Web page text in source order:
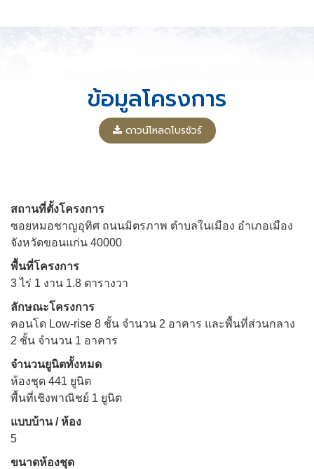
ข้อมูลโครงการ
ดาวน์โหลดโบรชัวร์
สถานที่ตั้งโครงการ
ซอยหมอชาญอุทิศ ถนนมิตรภาพ ตำบลในเมือง อำเภอเมือง
จังหวัดขอนแก่น 40000
พื้นที่โครงการ
3 ไร่ 1 งาน 1.8 ตารางวา
ลักษณะโครงการ
คอนโด Low-rise 8 ชั้น จำนวน 2 อาคาร และพื้นที่ส่วนกลาง
2 ชั้น จำนวน 1 อาคาร
จำนวนยูนิตทั้งหมด
ห้องชุด 441 ยูนิต
พื้นที่เชิงพาณิชย์ 1 ยูนิต
แบบบ้าน / ห้อง
5
ขนาดห้องชุด